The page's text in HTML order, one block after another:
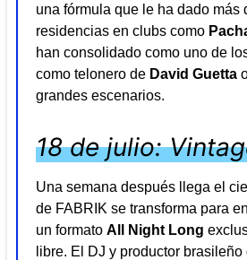
una fórmula que le ha dado
residencias en clubs como
han consolidado como uno de
como telonero de David Guetta
grandes escenarios.
18 de julio:
Una semana después llega el
de FABRIK se transforma para
un formato All Night Long
libre. El DJ y productor